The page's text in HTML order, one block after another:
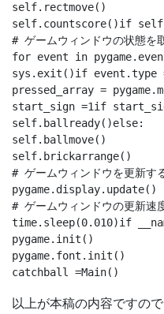
self.rectmove()
self.countscore()if
# ゲームウィンドウの状態を
for event in
sys.exit()if event.type ==
pressed_array =
start_sign =1if
self.ballready()else:
self.ballmove()
self.brickarrange()
# ゲームウィンドウを更新す
pygame.display.update()
# ゲームウィンドウの更新速
time.sleep(0.010)if
pygame.init()
pygame.font.init()
以上が本稿の内容ですの